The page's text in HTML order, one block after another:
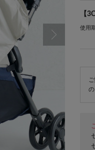
【
使用